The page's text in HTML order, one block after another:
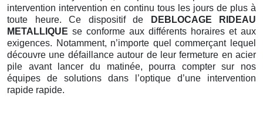
intervention intervention en continu tous les jours de plus à
toute heure. Ce dispositif de
DEBLOCAGE RIDEAU
METALLIQUE se conforme aux différents horaires et aux
exigences. Notamment, n’importe quel commerçant lequel
découvre une défaillance autour de leur fermeture en acier
pile avant lancer du matinée, pourra compter sur nos
équipes de solutions dans l’optique d’une intervention
rapide rapide.